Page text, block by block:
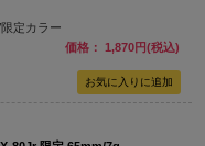
定カラー
価格： 1,870円(税込)